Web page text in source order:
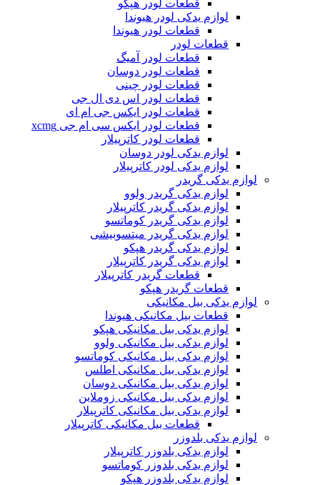
قطعات لودر هپکو
لوازم یدکی لودر هیوندا
قطعات لودر هیوندا
قطعات لودر
قطعات لودر آمیگ
قطعات لودر دوسان
قطعات لودر چینی
قطعات لودر اس دی ال جی
قطعات لودر ایکس جی ام ای
قطعات لودر ایکس سی ام جی xcmg
قطعات لودر کاترپیلار
لوازم یدکی لودر دوسان
لوازم یدکی لودر کاترپیلار
لوازم یدکی گریدر
لوازم یدکی گریدر ولوو
لوازم یدکی گریدر کاترپیلار
لوازم یدکی گریدر کوماتسو
لوازم یدکی گریدر میتسوبیشی
لوازم یدکی گریدر هپکو
لوازم یدکی گریدر کاترپیلار
قطعات گریدر کاترپیلار
قطعات گریدر هپکو
لوازم یدکی بیل مکانیکی
قطعات بیل مکانیکی هیوندا
لوازم یدکی بیل مکانیکی هپکو
لوازم یدکی بیل مکانیکی ولوو
لوازم یدکی بیل مکانیکی کوماتسو
لوازم یدکی بیل مکانیکی اطلس
لوازم یدکی بیل مکانیکی دوسان
لوازم یدکی بیل مکانیکی زوملاین
لوازم یدکی بیل مکانیکی کاترپیلار
قطعات بیل مکانیکی کاترپیلار
لوازم یدکی بلدوزر
لوازم یدکی بلدوزر کاترپیلار
لوازم یدکی بلدوزر کوماتسو
لوازم یدکی بلدوزر هپکو